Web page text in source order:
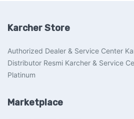
Karcher Store
Authorized Dealer & Service Center
Distributor Resmi Karcher & Service
Platinum
Marketplace